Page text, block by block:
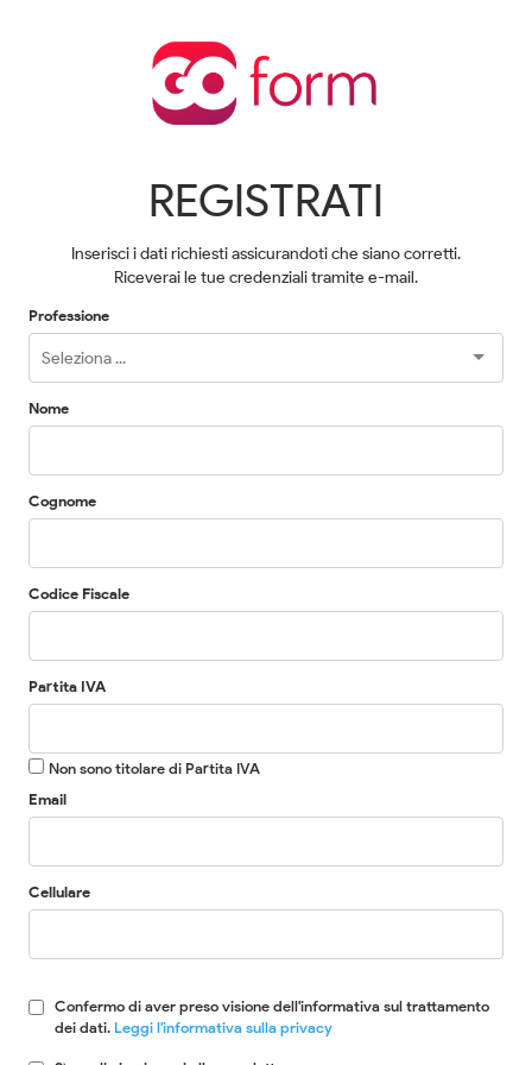
REGISTRATI
Inserisci i dati richiesti assicurandoti che siano corretti.
Riceverai le tue credenziali tramite e-mail.
Professione
Nome
Cognome
Codice Fiscale
Partita IVA
Non sono titolare di Partita IVA
Email
Cellulare
Confermo di aver preso visione dell'informativa sul trattamento
dei dati. Leggi l'informativa sulla privacy